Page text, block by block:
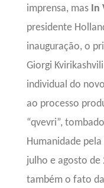
imprensa, mas In
presidente
inauguração, o
Giorgi
individual do
ao processo
“qvevri”,
Humanidade
julho e agosto de
também o fato